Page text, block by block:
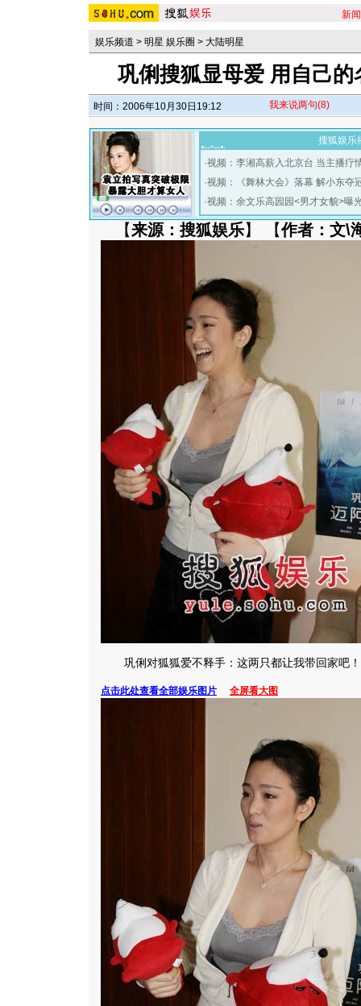
新闻
娱乐频道 > 明星 娱乐圈 > 大陆明星
巩俐搜狐显母爱 用自己
时间：2006年10月30日19:12 我来说两句(8)
搜狐娱乐
·视频：李湘高薪入北京台 当主播疗
·视频：《舞林大会》落幕 解小东夺
·视频：余文乐高园园<男才女貌>曝
【来源：搜狐娱乐】 【作者：文\
巩俐对狐狐爱不释手：这两只都让我带回家吧！
点击此处查看全部娱乐图片 全屏看大图